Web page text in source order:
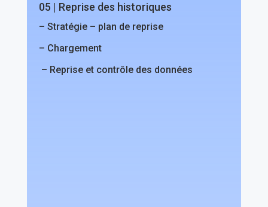
05 | Reprise des historiques
– Stratégie – plan de reprise
– Chargement
– Reprise et contrôle des données